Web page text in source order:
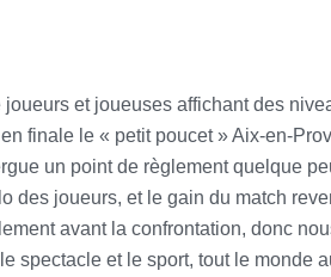
et joueuses affichant des
finale le « petit poucet » Aix-en-
un point de règlement quelque
des joueurs, et le gain du match
avant la confrontation, donc
spectacle et le sport, tout le monde